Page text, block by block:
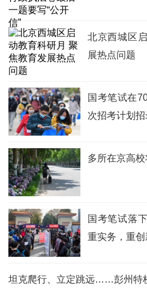
北京西城区
展热点问题
国考笔试在
次招考计划招
多所在京高
国考笔试落
重实务，重创
坦克爬行、立定跳远……彭州特